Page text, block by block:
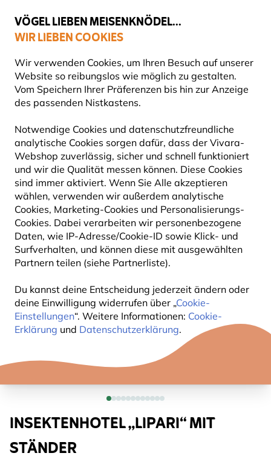
VÖGEL LIEBEN MEISENKNÖDEL...
WIR LIEBEN COOKIES
Wir verwenden Cookies, um Ihren Besuch auf unserer
Website so reibungslos wie möglich zu gestalten.
Vom Speichern Ihrer Präferenzen bis hin zur Anzeige
des passenden Nistkastens.
Notwendige Cookies und datenschutzfreundliche
analytische Cookies sorgen dafür, dass der Vivara-
Webshop zuverlässig, sicher und schnell funktioniert
und wir die Qualität messen können. Diese Cookies
sind immer aktiviert. Wenn Sie Alle akzeptieren
wählen, verwenden wir außerdem analytische
Cookies, Marketing-Cookies und Personalisierungs-
Cookies. Dabei verarbeiten wir personenbezogene
Daten, wie IP-Adresse/Cookie-ID sowie Klick- und
Surfverhalten, und können diese mit ausgewählten
Partnern teilen (siehe Partnerliste).
Du kannst deine Entscheidung jederzeit ändern oder
deine Einwilligung widerrufen über „Cookie-
Einstellungen“. Weitere Informationen: Cookie-
Erklärung und Datenschutzerklärung.
Gratis Versand ab 65 €
Produkte für Gartentiere
INSEKTENHOTEL „LIPARI“ MIT
STÄNDER